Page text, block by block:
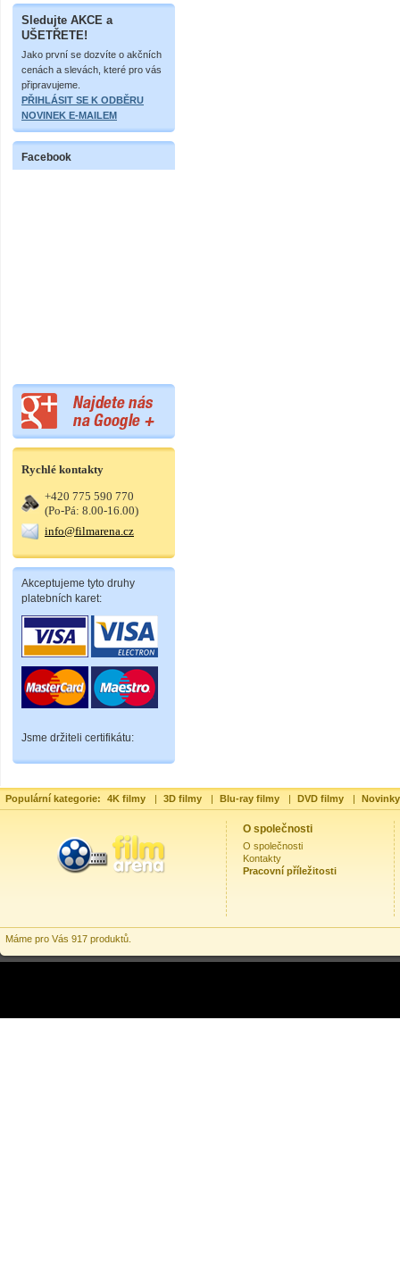
Sledujte AKCE a
UŠETŘETE!
Jako první se dozvíte o akčních
cenách a slevách, které pro vás
připravujeme.
PŘIHLÁSIT SE K ODBĚRU
NOVINEK E-MAILEM
Facebook
Rychlé kontakty
+420 775 590 770
(Po-Pá: 8.00-16.00)
info@filmarena.cz
Akceptujeme tyto druhy
platebních karet:
Jsme držiteli certifikátu:
Populární kategorie: 4K filmy | 3D filmy | Blu-ray filmy | DVD filmy |
O společnosti
O společnosti
Kontakty
Pracovní příležitosti
Máme pro Vás 917 produktů.